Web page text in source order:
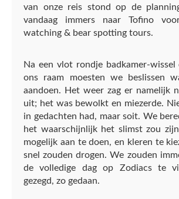
van onze reis stond op de
vandaag immers naar Tofino
watching & bear spotting tours.
Na een vlot rondje badkamer-
ons raam moesten we beslissen
aandoen. Het weer zag er namelijk
uit; het was bewolkt en miezerde.
in gedachten had, maar soit. We
het waarschijnlijk het slimst zou
mogelijk aan te doen, en kleren te
snel zouden drogen. We zouden
de volledige dag op Zodiacs te
gezegd, zo gedaan.